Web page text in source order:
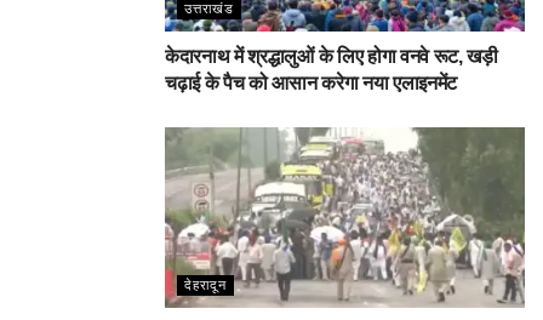
उत्तराखंड
केदारनाथ में श्रद्धालुओं के लिए होगा वनवे रूट, खड़ी
चढ़ाई के पैच को आसान करेगा नया एलाइनमेंट
देहरादून